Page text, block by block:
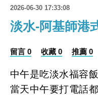
2026-06-30 17:33:08
淡水-阿基師港
留言 0 收藏 0 推薦 0
中午是吃淡水福容
當天中午要打電話